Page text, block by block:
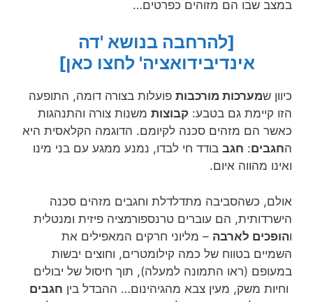
במצב שבו הם מזוהים כפרטים…
[להרחבה בנושא 'דה
אינדיבידואציה' לחצו כאן]
כיוון שמערכות מורכבות פועלות בצורה דומה, התופעה
הזו קיימת גם בטבע: קבוצות משנות צורה והתנהגות
כאשר הם מזהים סכנה לקיומם. הדוגמה הקלאסית היא
החגבים: חגב בודד חי לבדו, נמנע ממגע עם בני מינו
ואינו מהווה איום.
אולם, כשהסביבה מתדלדלת וחגבים מזהים סכנה
הישרדותית, הם עוברים טרנספורמציה פיזית ומנטלית
והופכים לארבה – מליוני חרקים המאפילים את
השמיים בטווח של כמה קילומטרים, וחוצים יבשות
במעופם (ראו התמונה למעלה), תוך חיסול של יבולים
וחיות משק, מעין צבא מהגיהינום… ההבדל בין חגבים